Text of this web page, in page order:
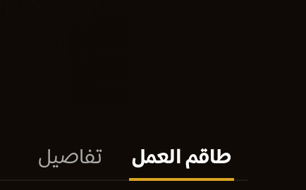
طاقم العمل تفاصيل